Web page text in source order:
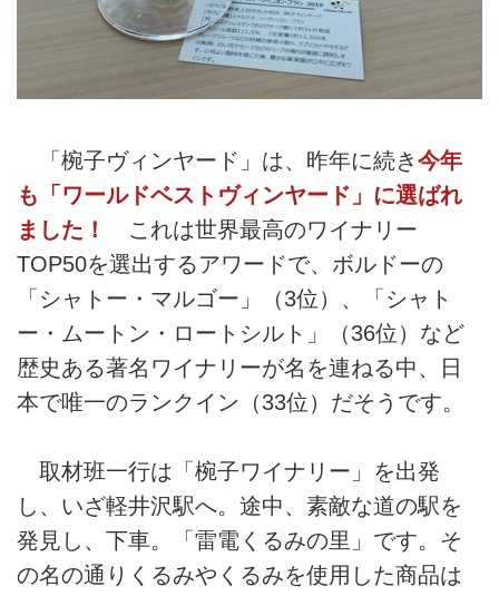
「椀子ヴィンヤード」は、昨年に続き今年
も「ワールドベストヴィンヤード」に選ばれ
ました！ これは世界最高のワイナリー
TOP50を選出するアワードで、ボルドーの
「シャトー・マルゴー」（3位）、「シャト
ー・ムートン・ロートシルト」（36位）など
歴史ある著名ワイナリーが名を連ねる中、日
本で唯一のランクイン（33位）だそうです。
取材班一行は「椀子ワイナリー」を出発
し、いざ軽井沢駅へ。途中、素敵な道の駅を
発見し、下車。「雷電くるみの里」です。そ
の名の通りくるみやくるみを使用した商品は